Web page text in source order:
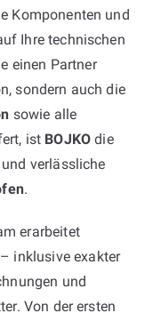
Komponenten und
Ihre technischen
einen Partner
sondern auch die
sowie alle
ist BOJKO die
verlässliche
.
erarbeitet
inklusive exakter
und
Von der ersten